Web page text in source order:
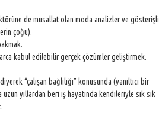
de musallat olan moda analizler ve gösterişli
çoğu).
kabul edilebilir gerçek çözümler geliştirmek.
“çalışan bağlılığı” konusunda (yanıltıcı bir
yıllardan beri iş hayatında kendileriyle sık sık